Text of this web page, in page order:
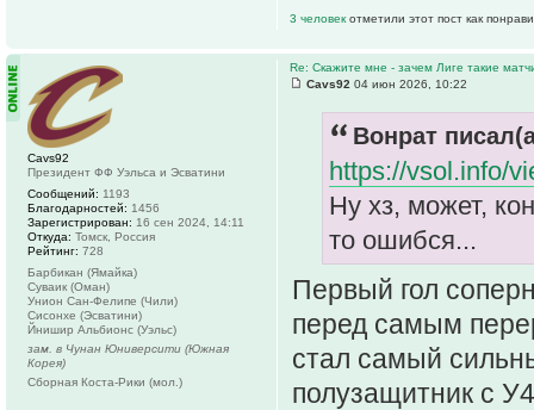
3 человекотметили этот пост как
Re: Скажите мне - зачем Лиге такие
Cavs92 04 июн 2026, 10:22
Вонрат
https://vsol.info/
Ну хз, может,
то ошибся...
Первый гол
перед самым
стал самый
полузащитник с
Cavs92
Президент ФФ Уэльса и Эсватини
Сообщений: 1193
Благодарностей: 1456
Зарегистрирован: 16 сен 2024, 14:11
Откуда: Томск, Россия
Рейтинг: 728
Барбикан (Ямайка)
Суваик (Оман)
Унион Сан-Фелипе (Чили)
Сисонхе (Эсватини)
Йнишир Альбионс (Уэльс)
зам. в Чунан Юниверсити (Южная
Корея)
Сборная Коста-Рики (мол.)